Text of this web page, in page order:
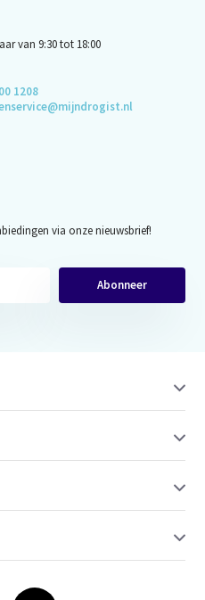
van 9:30 tot 18:00
1208
via onze nieuwsbrief!
Abonneer